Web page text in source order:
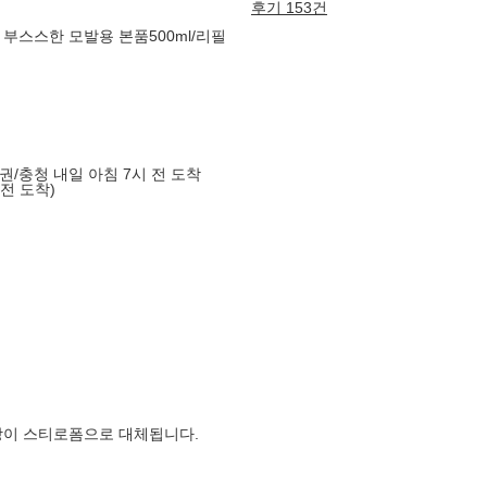
후기 153건
스스한 모발용 본품500ml/리필
/충청 내일 아침 7시 전 도착
도착)
스티로폼으로 대체됩니다.